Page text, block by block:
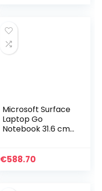
Microsoft Surface
Laptop Go
Notebook 31.6 cm
gen Intel Core i5 8
€588.70